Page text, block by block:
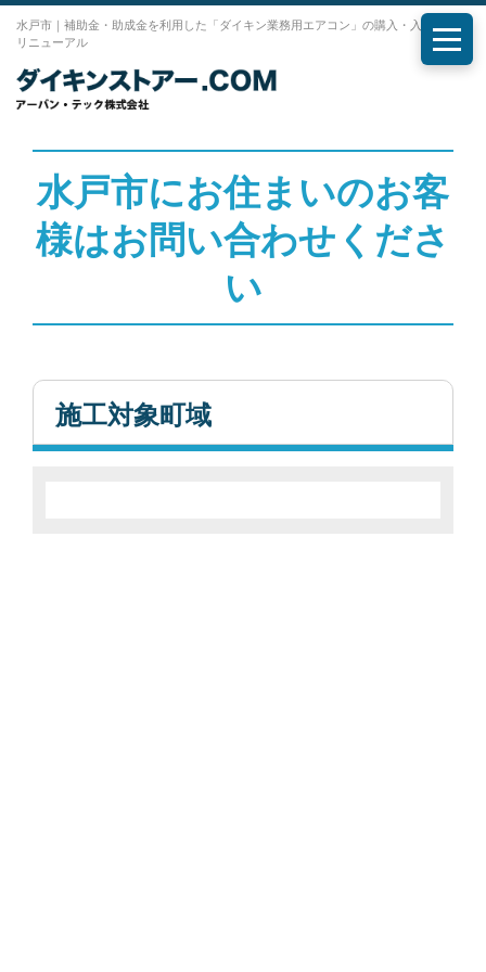
水戸市｜補助金・助成金を利用した「ダイキン業務用エアコン」の購入・入れ替え・
リニューアル
メニ
水戸市にお住まいのお客
様はお問い合わせくださ
い
施工対象町域